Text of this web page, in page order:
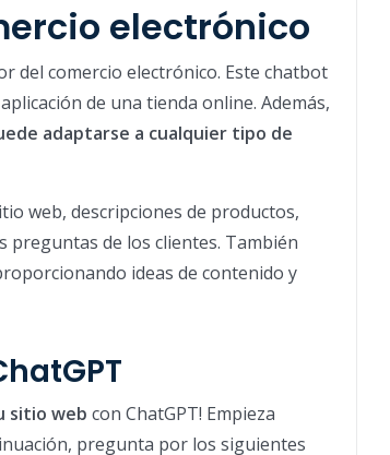
electrónico
del comercio electrónico. Este chatbot
de una tienda online. Además,
adaptarse a cualquier tipo de
web, descripciones de productos,
preguntas de los clientes. También
ideas de contenido y
sitio web con ChatGPT! Empieza
pregunta por los siguientes